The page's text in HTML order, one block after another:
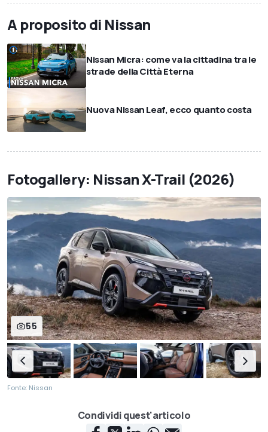
A proposito di Nissan
Nissan Micra: come va la cittadina tra le
strade della Città Eterna
Nuova Nissan Leaf, ecco quanto costa
Fotogallery: Nissan X-Trail (2026)
55
Fonte: Nissan
Condividi quest'articolo